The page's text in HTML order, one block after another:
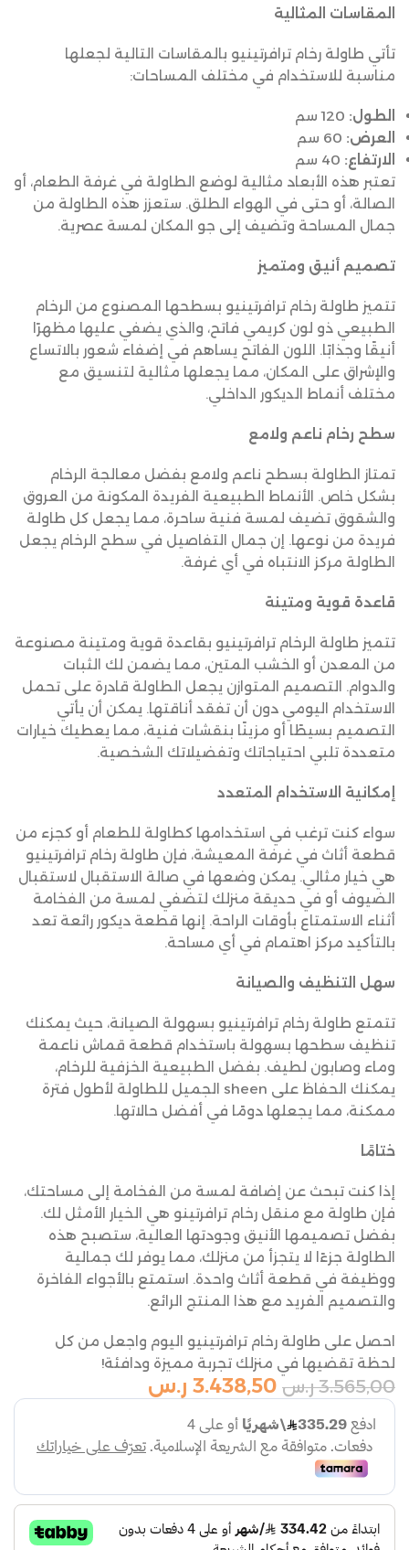
المقاسات المثالية
تأتي طاولة رخام ترافرتينيو بالمقاسات التالية لجعلها
مناسبة للاستخدام في مختلف المساحات:
الطول:
العرض:
الارتفاع:
تعتبر هذه الأبعاد مثالية لوضع الطاولة في غرفة الطعام، أو
الصالة، أو حتى في الهواء الطلق. ستعزز هذه الطاولة من
جمال المساحة وتضيف إلى جو المكان لمسة عصرية.
تصميم أنيق ومتميز
تتميز طاولة رخام ترافرتينيو بسطحها المصنوع من الرخام
الطبيعي ذو لون كريمي فاتح، والذي يضفي عليها مظهرًا
أنيقًا وجذابًا. اللون الفاتح يساهم في إضفاء شعور بالاتساع
والإشراق على المكان، مما يجعلها مثالية لتنسيق مع
مختلف أنماط الديكور الداخلي.
سطح رخام ناعم ولامع
تمتاز الطاولة بسطح ناعم ولامع بفضل معالجة الرخام
بشكل خاص. الأنماط الطبيعية الفريدة المكونة من العروق
والشقوق تضيف لمسة فنية ساحرة، مما يجعل كل طاولة
فريدة من نوعها. إن جمال التفاصيل في سطح الرخام يجعل
الطاولة مركز الانتباه في أي غرفة.
قاعدة قوية ومتينة
تتميز طاولة الرخام ترافرتينيو بقاعدة قوية ومتينة مصنوعة
من المعدن أو الخشب المتين، مما يضمن لك الثبات
والدوام. التصميم المتوازن يجعل الطاولة قادرة على تحمل
الاستخدام اليومي دون أن تفقد أناقتها. يمكن أن يأتي
التصميم بسيطًا أو مزينًا بنقشات فنية، مما يعطيك خيارات
متعددة تلبي احتياجاتك وتفضيلاتك الشخصية.
إمكانية الاستخدام المتعدد
سواء كنت ترغب في استخدامها كطاولة للطعام أو كجزء من
قطعة أثاث في غرفة المعيشة، فإن طاولة رخام ترافرتينيو
هي خيار مثالي. يمكن وضعها في صالة الاستقبال لاستقبال
الضيوف أو في حديقة منزلك لتضفي لمسة من الفخامة
أثناء الاستمتاع بأوقات الراحة. إنها قطعة ديكور رائعة تعد
بالتأكيد مركز اهتمام في أي مساحة.
سهل التنظيف والصيانة
تتمتع طاولة رخام ترافرتينيو بسهولة الصيانة، حيث يمكنك
تنظيف سطحها بسهولة باستخدام قطعة قماش ناعمة
وماء وصابون لطيف. بفضل الطبيعية الخزفية للرخام،
يمكنك الحفاظ على sheen الجميل للطاولة لأطول فترة
ممكنة، مما يجعلها دومًا في أفضل حالاتها.
ختامًا
إذا كنت تبحث عن إضافة لمسة من الفخامة إلى مساحتك،
فإن طاولة مع منقل رخام ترافرتينو هي الخيار الأمثل لك.
بفضل تصميمها الأنيق وجودتها العالية، ستصبح هذه
الطاولة جزءًا لا يتجزأ من منزلك، مما يوفر لك جمالية
ووظيفة في قطعة أثاث واحدة. استمتع بالأجواء الفاخرة
والتصميم الفريد مع هذا المنتج الرائع.
احصل على طاولة رخام ترافرتينيو اليوم واجعل من كل
لحظة تقضيها في منزلك تجربة مميزة ودافئة!
3.565,00 ر.س 3.438,50 ر.س